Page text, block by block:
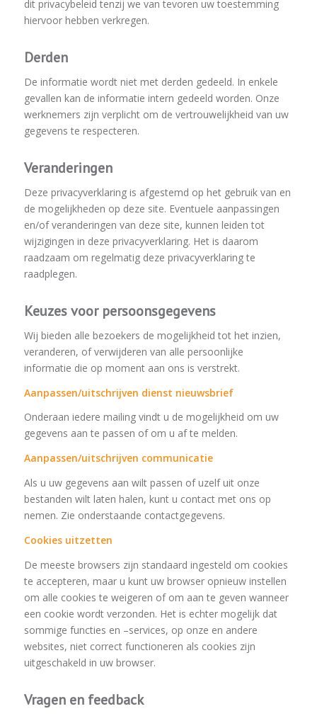
dit privacybeleid tenzij we van tevoren uw toestemming
hiervoor hebben verkregen.
Derden
De informatie wordt niet met derden gedeeld. In enkele
gevallen kan de informatie intern gedeeld worden. Onze
werknemers zijn verplicht om de vertrouwelijkheid van uw
gegevens te respecteren.
Veranderingen
Deze privacyverklaring is afgestemd op het gebruik van en
de mogelijkheden op deze site. Eventuele aanpassingen
en/of veranderingen van deze site, kunnen leiden tot
wijzigingen in deze privacyverklaring. Het is daarom
raadzaam om regelmatig deze privacyverklaring te
raadplegen.
Keuzes voor persoonsgegevens
Wij bieden alle bezoekers de mogelijkheid tot het inzien,
veranderen, of verwijderen van alle persoonlijke
informatie die op moment aan ons is verstrekt.
Aanpassen/uitschrijven dienst nieuwsbrief
Onderaan iedere mailing vindt u de mogelijkheid om uw
gegevens aan te passen of om u af te melden.
Aanpassen/uitschrijven communicatie
Als u uw gegevens aan wilt passen of uzelf uit onze
bestanden wilt laten halen, kunt u contact met ons op
nemen. Zie onderstaande contactgegevens.
Cookies uitzetten
De meeste browsers zijn standaard ingesteld om cookies
te accepteren, maar u kunt uw browser opnieuw instellen
om alle cookies te weigeren of om aan te geven wanneer
een cookie wordt verzonden. Het is echter mogelijk dat
sommige functies en –services, op onze en andere
websites, niet correct functioneren als cookies zijn
uitgeschakeld in uw browser.
Vragen en feedback